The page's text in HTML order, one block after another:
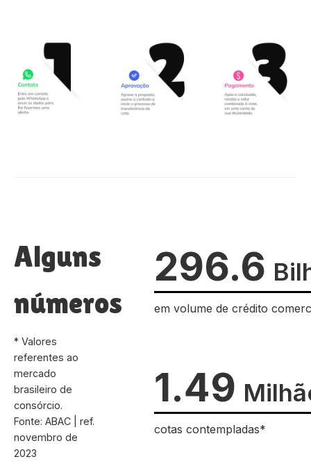
Alguns
números
* Valores
referentes ao
mercado
brasileiro de
consórcio.
Fonte: ABAC | ref.
novembro de
2023
296.6
em volume de crédito
1.49
cotas contempladas*